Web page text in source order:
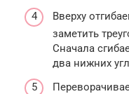
Вверху
заметить
Сначала
два нижних